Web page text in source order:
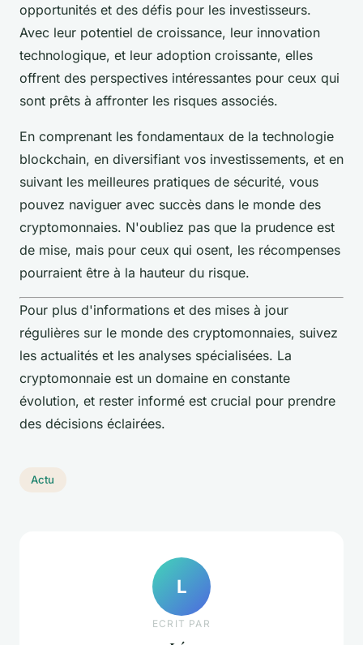
opportunités et des défis pour les investisseurs.
Avec leur potentiel de croissance, leur innovation
technologique, et leur adoption croissante, elles
offrent des perspectives intéressantes pour ceux qui
sont prêts à affronter les risques associés.
En comprenant les fondamentaux de la technologie
blockchain, en diversifiant vos investissements, et en
suivant les meilleures pratiques de sécurité, vous
pouvez naviguer avec succès dans le monde des
cryptomonnaies. N'oubliez pas que la prudence est
de mise, mais pour ceux qui osent, les récompenses
pourraient être à la hauteur du risque.
Pour plus d'informations et des mises à jour
régulières sur le monde des cryptomonnaies, suivez
les actualités et les analyses spécialisées. La
cryptomonnaie est un domaine en constante
évolution, et rester informé est crucial pour prendre
des décisions éclairées.
Actu
L
ECRIT PAR